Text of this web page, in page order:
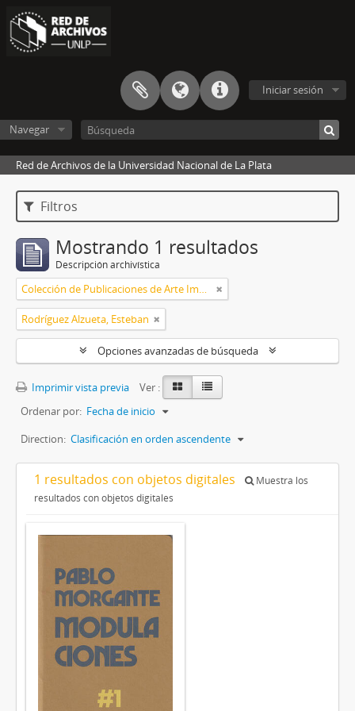
Iniciar sesión
Navegar
Red de Archivos de la Universidad Nacional de La Plata
Filtros
Mostrando 1 resultados
Descripción archivística
Colección de Publicaciones de Arte Impreso
Rodríguez Alzueta, Esteban
Opciones avanzadas de búsqueda
Imprimir vista previa
Ver :
Ordenar por: Fecha de inicio
Direction: Clasificación en orden ascendente
1 resultados con objetos digitales
Muestra los
resultados con objetos digitales